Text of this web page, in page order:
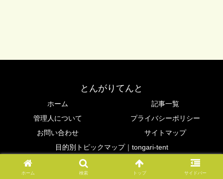
とんがりてんと
ホーム
記事一覧
管理人について
プライバシーポリシー
お問い合わせ
サイトマップ
目的別トピックマップ｜tongari-tent
© 2016 とんがりてんと.
ホーム 検索 トップ サイドバー